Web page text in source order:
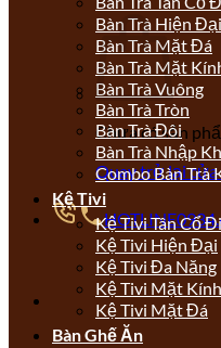
Chưa có sản
Quay trở lại cửa
HOTLINE
Bàn Trà Hiện Đại
Bàn Trà Mặt Đá
Bàn Trà Mặt
Bàn Trà Vuông
Bàn Trà Tròn
Bàn Trà Đôi
Bàn Trà Nhập
Combo Bàn Trà
Kệ Tivi
Kệ Tivi Tân Cổ
Kệ Tivi Hiện Đại
Kệ Tivi Đa Năng
Kệ Tivi Mặt Kính
Kệ Tivi Mặt Đá
Bàn Ghế Ăn